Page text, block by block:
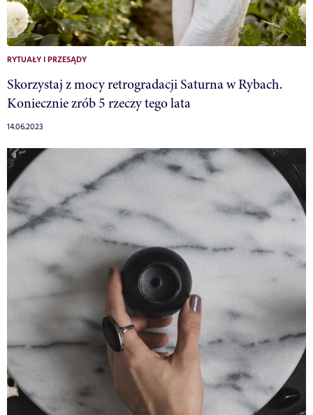
RYTUAŁY I PRZESĄDY
Skorzystaj z mocy retrogradacji Saturna w Rybach.
Koniecznie zrób 5 rzeczy tego lata
14.06.2023